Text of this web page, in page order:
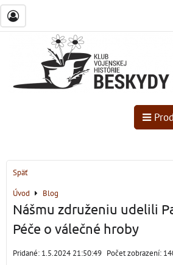
Späť
Úvod
Blog
Nášmu združeniu udelili
Péče o válečné hroby
Pridané: 1.5.2024 21:50:49 Počet zobrazení: